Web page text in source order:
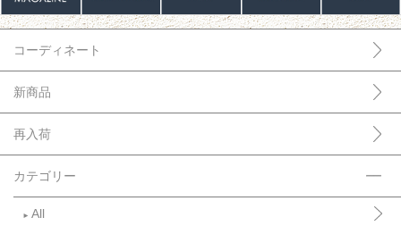
コーディネート
新商品
再入荷
カテゴリー
► All